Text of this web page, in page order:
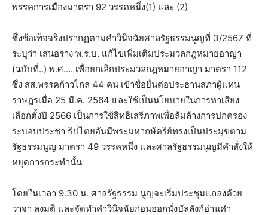
พรรคการเมืองมาตรา 92 วรรคหนึ่ง(1) และ (2)
ซึ่งข้อเท็จจริงปรากฏตามคำวินิจฉัยศาลรัฐธรรมนูญที่ 3/2567 ที่
ระบุว่า เสนอร่าง พ.ร.บ. แก้ไขเพิ่มเติมประมวลกฎหมายอาญา
(ฉบับที่..) พ.ศ…. เพื่อยกเลิกประมวลกฎหมายอาญา มาตรา 112
ซึ่ง สส.พรรคก้าวไกล 44 คน เข้าชื่อยื่นต่อประธานสภาผู้แทน
ราษฎรเมื่อ 25 มี.ค. 2564 และใช้เป็นนโยบายในการหาเสียง
เลือกตั้งปี 2566 เป็นการใช้สิทธิเสรีภาพเพื่อล้มล้างการปกครอง
ระบอบประชา ธิปไตยอันมีพระมหากษัตริย์ทรงเป็นประมุขตาม
รัฐธรรมนูญ มาตรา 49 วรรคหนึ่ง และศาลรัฐธรรมนูญมีคำสั่งให้
หยุดการกระทำนั้น
โดยในเวลา 9.30 น. ศาลรัฐธรรม นูญจะเริ่มประชุมแถลงด้วย
วาจา ลงมติ และจัดทำคำวินิจฉัยก่อนออกนั่งบัลลังก์อ่านคำ